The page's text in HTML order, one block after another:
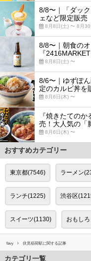
8/8〜｜「ダッ
ェなど限定販売
8月8日(土) 〜 8月30
8/8〜｜朝食の
『
8月8日(土) 〜
8/6〜｜ゆずぽ
定のカルビ丼を
8月6日(木) 〜
『焼きたての
売！大人気の「
8月6日(木) 〜
おすすめカテゴリー
東京都(7546) ラーメン
ランチ(1225) 渋谷区
スイーツ(1130) おもし
favy 伏見稲荷駅に関する記事
カテゴリ一覧